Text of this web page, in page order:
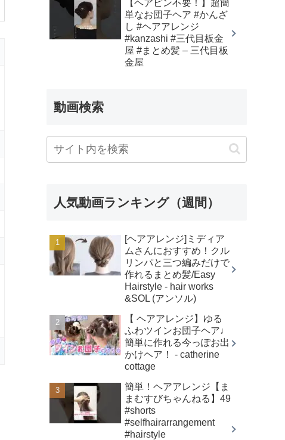
【ヘアピン不要！】超簡
単なお団子ヘア #かんざ
し #ヘアアレンジ
#kanzashi #三代目板金
屋 #まとめ髪 – 三代目板
金屋
動画検索
人気動画ランキング（週間）
[ヘアアレンジ]ミディア
ムさんにおすすめ！クル
リンパと三つ編みだけで
作れるまとめ髪/Easy
Hairstyle - hair works
&SOL (アンソル)
【 ヘアアレンジ】ゆる
ふわツインお団子ヘア♩
簡単に作れる今っぽお出
かけヘア！ - catherine
cottage
簡単！ヘアアレンジ【ま
まむすびちゃんねる】49
#shorts
#selfhairarrangement
#hairstyle